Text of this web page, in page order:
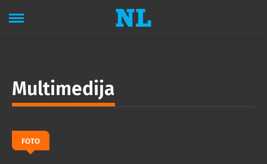
Multimedija
FOTO